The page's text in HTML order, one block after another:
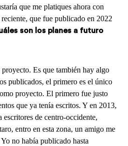
que me platiques ahora con
que fue publicado en 2022
son los planes a futuro
Es que también hay algo
publicados, el primero es el único
proyecto. El primero fue justo
que ya tenía escritos. Y en 2013,
de centro-occidente,
entro en esta zona, un amigo me
no había publicado hasta